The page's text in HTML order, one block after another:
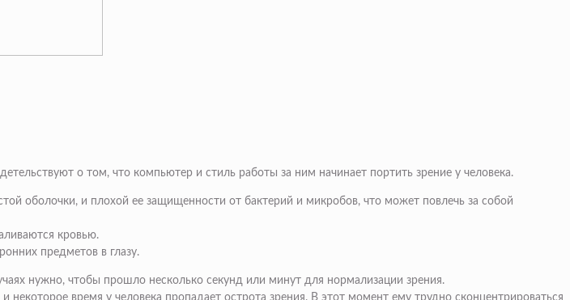
о том, что компьютер и стиль работы за ним начинает портить зрение у человека.
оболочки, и плохой ее защищенности от бактерий и микробов, что может повлечь за собой
кровью.
предметов в глазу.
нужно, чтобы прошло несколько секунд или минут для нормализации зрения.
время у человека пропадает острота зрения. В этот момент ему трудно сконцентрироваться